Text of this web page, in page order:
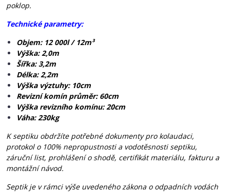
poklop.
Technické parametry:
Objem: 12 000l / 12m³
Výška: 2,0m
Šířka: 3,2m
Délka: 2,2m
Výška výztuhy: 10cm
Revizní komín průměr: 60cm
Výška revizního komínu: 20cm
Váha: 230kg
K septiku obdržíte potřebné dokumenty pro kolaudaci,
protokol o 100% nepropustnosti a vodotěsnosti septiku,
záruční list, prohlášení o shodě, certifikát materiálu, fakturu a
montážní návod.
Septik je v rámci výše uvedeného zákona o odpadních vodách